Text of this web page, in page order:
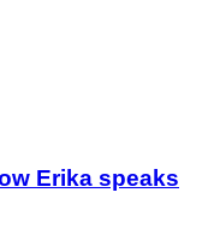
Erika speaks